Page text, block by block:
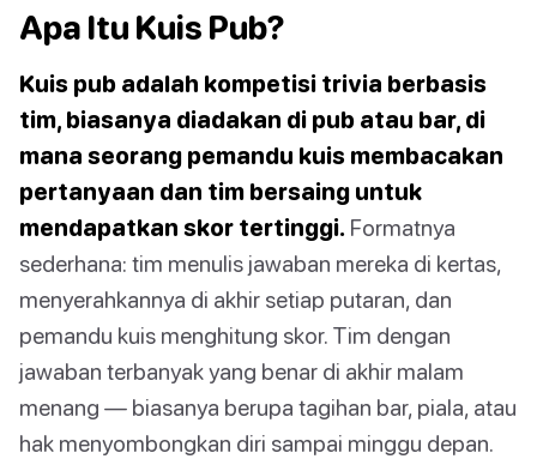
Apa Itu Kuis Pub?
Kuis pub adalah kompetisi trivia berbasis
tim, biasanya diadakan di pub atau bar, di
mana seorang pemandu kuis membacakan
pertanyaan dan tim bersaing untuk
mendapatkan skor tertinggi. Formatnya
sederhana: tim menulis jawaban mereka di kertas,
menyerahkannya di akhir setiap putaran, dan
pemandu kuis menghitung skor. Tim dengan
jawaban terbanyak yang benar di akhir malam
menang — biasanya berupa tagihan bar, piala, atau
hak menyombongkan diri sampai minggu depan.